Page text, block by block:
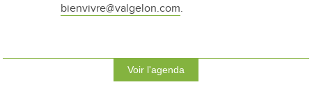
bienvivre@valgelon.com.
Voir l'agenda